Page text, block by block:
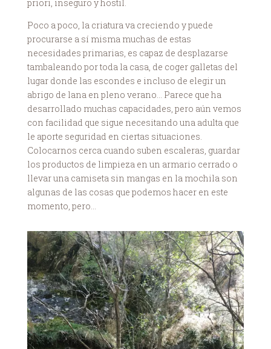
priori, inseguro y hostil.
Poco a poco, la criatura va creciendo y puede
procurarse a sí misma muchas de estas
necesidades primarias, es capaz de desplazarse
tambaleando por toda la casa, de coger galletas del
lugar donde las escondes e incluso de elegir un
abrigo de lana en pleno verano… Parece que ha
desarrollado muchas capacidades, pero aún vemos
con facilidad que sigue necesitando una adulta que
le aporte seguridad en ciertas situaciones.
Colocarnos cerca cuando suben escaleras, guardar
los productos de limpieza en un armario cerrado o
llevar una camiseta sin mangas en la mochila son
algunas de las cosas que podemos hacer en este
momento, pero…